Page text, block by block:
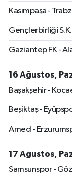
Kasımpaşa -
Gençlerbirliği
Gaziantep FK -
16 Ağustos,
Başakşehir -
Beşiktaş -
Amed -
17 Ağustos,
Samsunspor -